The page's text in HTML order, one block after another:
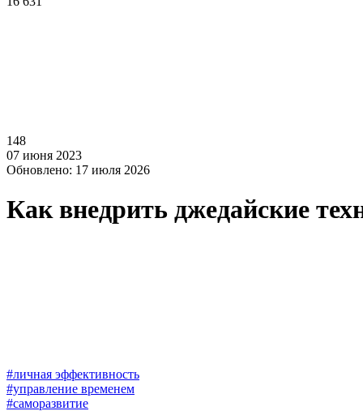
148
07 июня 2023
Обновлено: 17 июля 2026
Как внедрить джедайские
#личная эффективность
#управление временем
#саморазвитие